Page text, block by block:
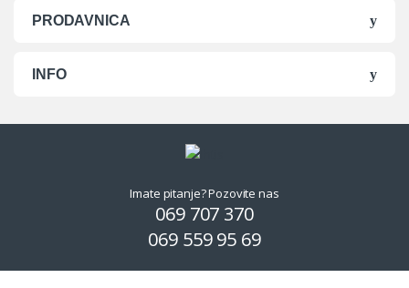
PRODAVNICA
INFO
Imate pitanje? Pozovite nas
069 707 370
069 559 95 69